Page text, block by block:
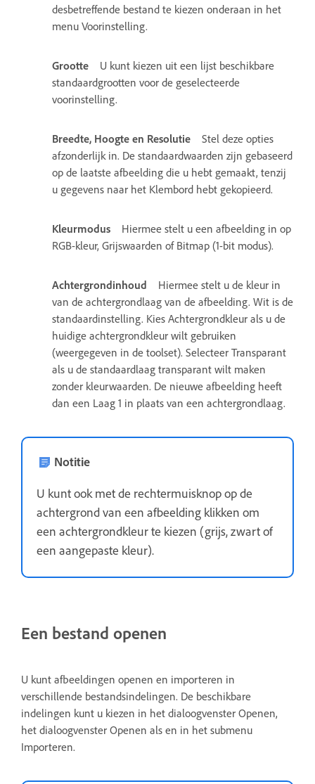
desbetreffende bestand te kiezen onderaan in het
menu Voorinstelling.
Grootte
U kunt kiezen uit een lijst beschikbare
standaardgrootten voor de geselecteerde
voorinstelling.
Breedte, Hoogte en Resolutie
Stel deze opties
afzonderlijk in. De standaardwaarden zijn gebaseerd
op de laatste afbeelding die u hebt gemaakt, tenzij
u gegevens naar het Klembord hebt gekopieerd.
Kleurmodus
Hiermee stelt u een afbeelding in op
RGB-kleur, Grijswaarden of Bitmap (1-bit modus).
Achtergrondinhoud
Hiermee stelt u de kleur in
van de achtergrondlaag van de afbeelding. Wit is de
standaardinstelling. Kies Achtergrondkleur als u de
huidige achtergrondkleur wilt gebruiken
(weergegeven in de toolset). Selecteer Transparant
als u de standaardlaag transparant wilt maken
zonder kleurwaarden. De nieuwe afbeelding heeft
dan een Laag 1 in plaats van een achtergrondlaag.
Notitie
U kunt ook met de rechtermuisknop op de
achtergrond van een afbeelding klikken om
een achtergrondkleur te kiezen (grijs, zwart of
een aangepaste kleur).
Een bestand openen
U kunt afbeeldingen openen en importeren in
verschillende bestandsindelingen. De beschikbare
indelingen kunt u kiezen in het dialoogvenster Openen,
het dialoogvenster Openen als en in het submenu
Importeren.